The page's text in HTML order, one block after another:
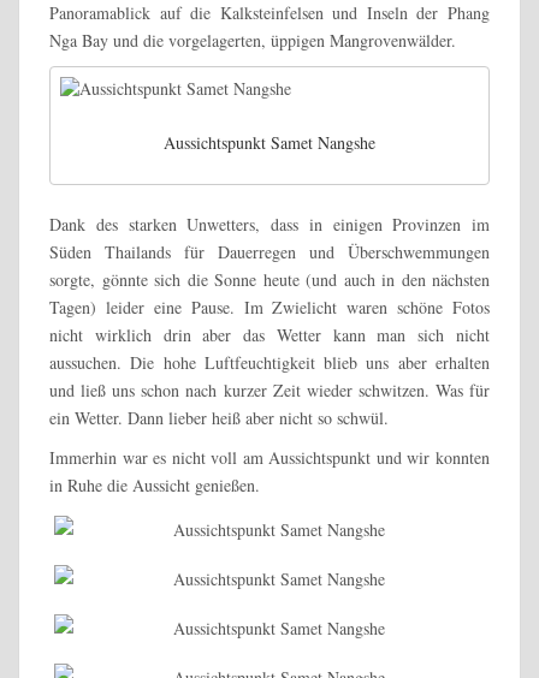
Panoramablick auf die Kalksteinfelsen und Inseln der Phang
Nga Bay und die vorgelagerten, üppigen Mangrovenwälder.
Aussichtspunkt Samet Nangshe
Dank des starken Unwetters, dass in einigen Provinzen im
Süden Thailands für Dauerregen und Überschwemmungen
sorgte, gönnte sich die Sonne heute (und auch in den nächsten
Tagen) leider eine Pause. Im Zwielicht waren schöne Fotos
nicht wirklich drin aber das Wetter kann man sich nicht
aussuchen. Die hohe Luftfeuchtigkeit blieb uns aber erhalten
und ließ uns schon nach kurzer Zeit wieder schwitzen. Was für
ein Wetter. Dann lieber heiß aber nicht so schwül.
Immerhin war es nicht voll am Aussichtspunkt und wir konnten
in Ruhe die Aussicht genießen.